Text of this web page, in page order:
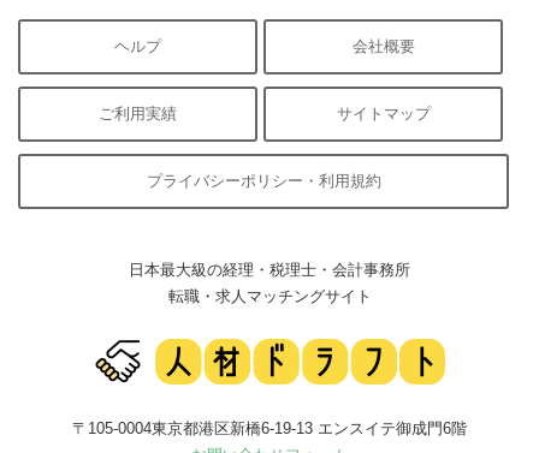
ヘルプ 会社概要
ご利用実績 サイトマップ
プライバシーポリシー・利用規約
日本最大級の経理・税理士・会計事務所
転職・求人マッチングサイト
〒105-0004東京都港区新橋6-19-13 エンスイテ御成門6階